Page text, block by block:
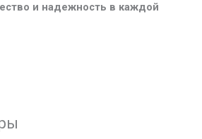
и надежность в каждой